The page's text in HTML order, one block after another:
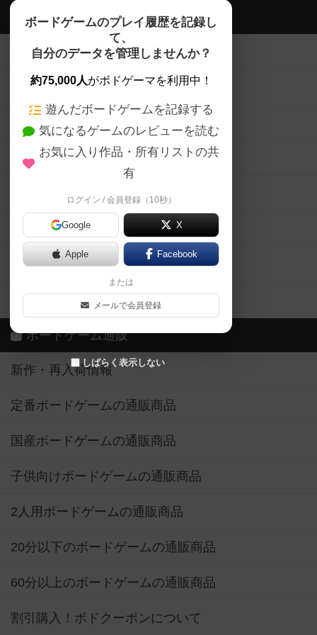
ボードゲームのプレイ履歴を記録し
て、
自分のデータを管理しませんか？
約75,000人がボドゲーマを利用中！
遊んだボードゲームを記録する
気になるゲームのレビューを読む
お気に入り作品・所有リストの共
有
ログイン / 会員登録（10秒）
Google X
Apple Facebook
または
メールで会員登録
しばらく表示しない
ボドゲーマTOP
ボードゲームを検索する
ボードゲームの新着レビュー
ボードゲーム会情報
メカニクス特集
掲示板・トピックス
ボドとも・会員一覧
ボードゲーム業界コラム
ボドゲーマご利用案内
ボードゲーム通販
新作・再入荷情報
定番ボードゲームの通販商品
国産ボードゲームの通販商品
子供向けボードゲームの通販商品
2人用ボードゲームの通販商品
20分以下のボードゲームの通販商品
60分以上のボードゲームの通販商品
割引購入！ボドクーポンについて